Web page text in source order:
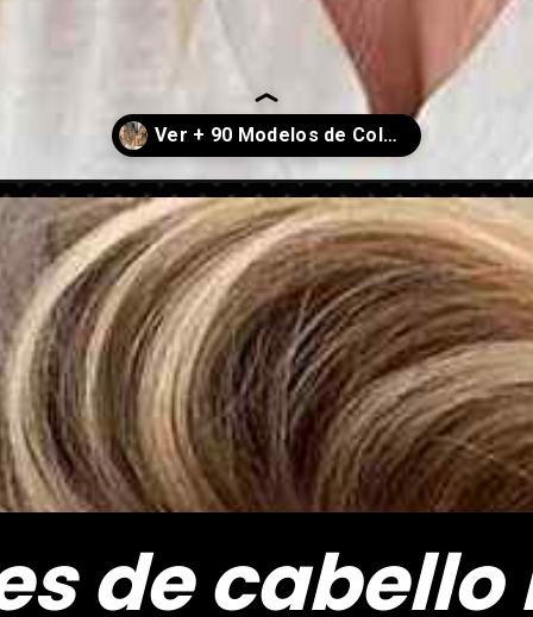
rubio-2025/
de
de